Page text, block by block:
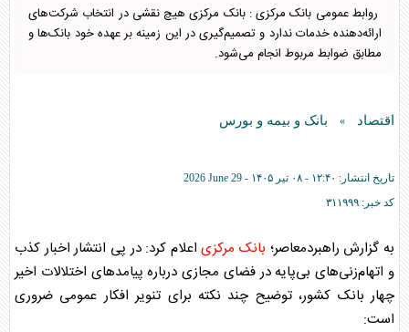
روابط عمومی بانک مرکزی : بانک مرکزی هیچ نقشی در انتخاب شرکت‌های
ارائه‌دهنده خدمات ندارد و تصمیم‌گیری در این زمینه بر عهده خود بانک‌ها و
مطابق ضوابط مربوط انجام می‌شود.
اقتصاد » بانک و بیمه و بورس
تاریخ انتشار: ۱۲:۴۰ - ۰۸ تير ۱۴۰۵ -
2026 June 29
کد خبر: ۳۱۱۹۹۹
به گزارش راهبردمعاصر؛ بانک مرکزیاعلام کرد: در پی انتشار اخبار کذب
و اتهام‌زنی‌های بی‌پایه در فضای مجازی درباره پیامدهای اختلالات اخیر
چهار بانک کشور، توضیح چند نکته برای تنویر افکار عمومی ضروری
است: